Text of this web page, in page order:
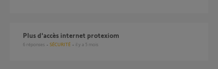
plus d'accès internet protexiom
6 réponses SÉCURITÉ il y a 5 mois